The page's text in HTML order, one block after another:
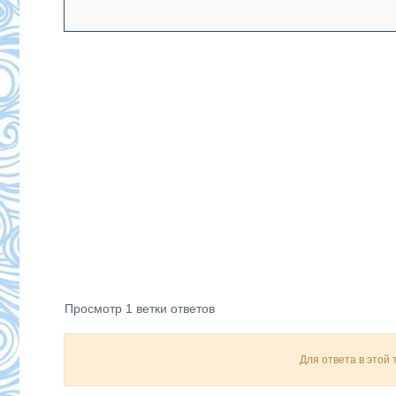
Просмотр 1 ветки ответов
Для ответа в этой